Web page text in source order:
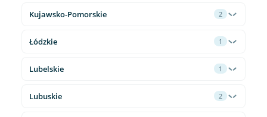
Kujawsko-Pomorskie 2
Łódzkie 1
Lubelskie 1
Lubuskie 2